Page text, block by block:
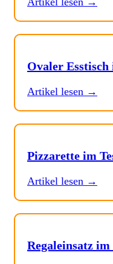
Ovaler Esstisch
Artikel lesen →
Pizzarette im
Artikel lesen →
Regaleinsatz im